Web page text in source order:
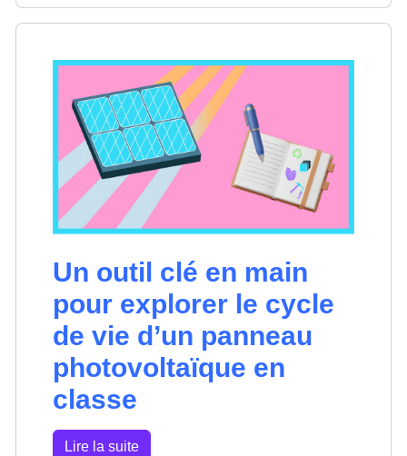
Un outil clé en main
pour explorer le cycle
de vie d’un panneau
photovoltaïque en
classe
Lire la suite